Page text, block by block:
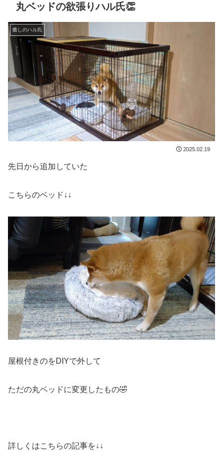
丸ベッドの欲張りハル氏👏
癒しのハル氏
2025.02.19
先日から追加していた
こちらのベッド↓↓
屋根付きのをDIYで外して
ただの丸ベッドに変更したもの🤣
詳しくはこちらの記事を↓↓